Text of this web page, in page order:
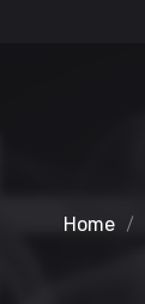
Home